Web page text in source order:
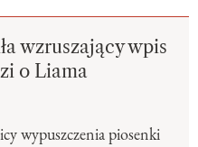
wzruszający wpis
o Liama
wypuszczenia piosenki